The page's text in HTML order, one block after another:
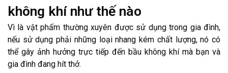
không khí như thế nào
Vì là vật phẩm thường xuyên được sử dụng trong gia đình,
nếu sử dụng phải những loại nhang kém chất lượng, nó có
thể gây ảnh hưởng trực tiếp đến bầu không khí mà bạn và
gia đình đang hít thở.